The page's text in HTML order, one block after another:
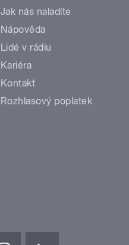
Jak nás naladíte
Nápověda
Lidé v rádiu
Kariéra
Kontakt
Rozhlasový poplatek